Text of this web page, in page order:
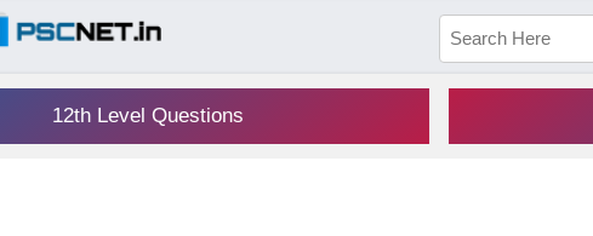
12th Level Questions